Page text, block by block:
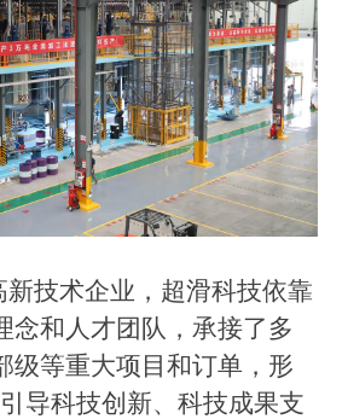
新技术企业，超滑科技依靠
念和人才团队，承接了多
级等重大项目和订单，形
导科技创新、科技成果支